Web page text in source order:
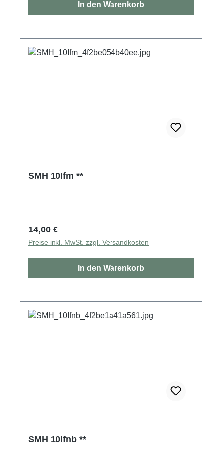
In den Warenkorb
SMH 10Ifm **
Regulärer Preis:
14,00 €
Preise inkl. MwSt. zzgl. Versandkosten
In den Warenkorb
SMH 10Ifnb **